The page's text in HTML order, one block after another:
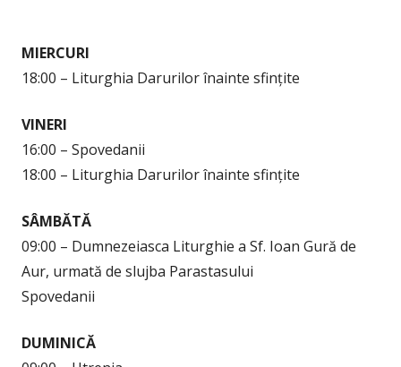
MIERCURI
18:00 – Liturghia Darurilor înainte sfințite
VINERI
16:00 – Spovedanii
18:00 – Liturghia Darurilor înainte sfințite
SÂMBĂTĂ
09:00 – Dumnezeiasca Liturghie a Sf. Ioan Gură de
Aur, urmată de slujba Parastasului
Spovedanii
DUMINICĂ